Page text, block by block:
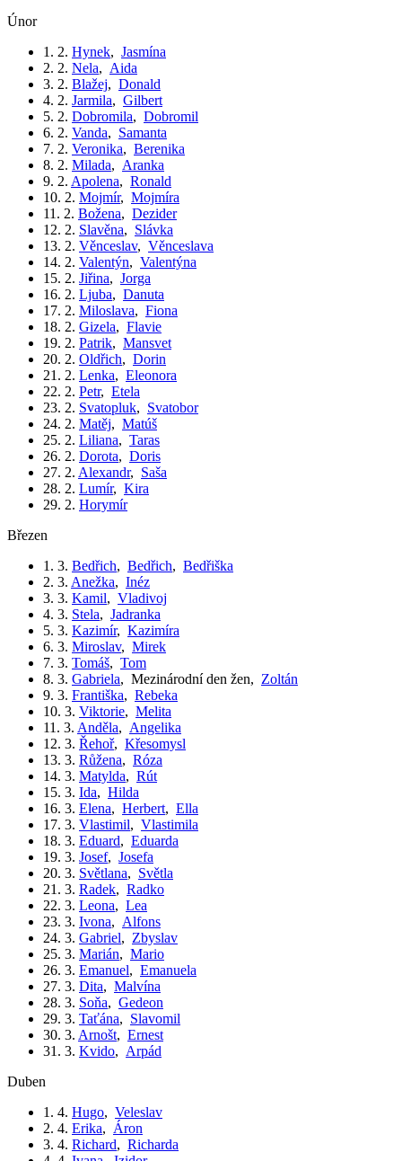
únor
1. 2. Hynek, Jasmína
2. 2. Nela, Aida
3. 2. Blažej, Donald
4. 2. Jarmila, Gilbert
5. 2. Dobromila, Dobromil
6. 2. Vanda, Samanta
7. 2. Veronika, Berenika
8. 2. Milada, Aranka
9. 2. Apolena, Ronald
10. 2. Mojmír, Mojmíra
11. 2. Božena, Dezider
12. 2. Slavěna, Slávka
13. 2. Věnceslav, Věnceslava
14. 2. Valentýn, Valentýna
15. 2. Jiřina, Jorga
16. 2. Ljuba, Danuta
17. 2. Miloslava, Fiona
18. 2. Gizela, Flavie
19. 2. Patrik, Mansvet
20. 2. Oldřich, Dorin
21. 2. Lenka, Eleonora
22. 2. Petr, Etela
23. 2. Svatopluk, Svatobor
24. 2. Matěj, Matúš
25. 2. Liliana, Taras
26. 2. Dorota, Doris
27. 2. Alexandr, Saša
28. 2. Lumír, Kira
29. 2. Horymír
březen
1. 3. Bedřich, Bedřich, Bedřiška
2. 3. Anežka, Inéz
3. 3. Kamil, Vladivoj
4. 3. Stela, Jadranka
5. 3. Kazimír, Kazimíra
6. 3. Miroslav, Mirek
7. 3. Tomáš, Tom
8. 3. Gabriela, Mezinárodní den žen, Zoltán
9. 3. Františka, Rebeka
10. 3. Viktorie, Melita
11. 3. Anděla, Angelika
12. 3. Řehoř, Křesomysl
13. 3. Růžena, Róza
14. 3. Matylda, Rút
15. 3. Ida, Hilda
16. 3. Elena, Herbert, Ella
17. 3. Vlastimil, Vlastimila
18. 3. Eduard, Eduarda
19. 3. Josef, Josefa
20. 3. Světlana, Světla
21. 3. Radek, Radko
22. 3. Leona, Lea
23. 3. Ivona, Alfons
24. 3. Gabriel, Zbyslav
25. 3. Marián, Mario
26. 3. Emanuel, Emanuela
27. 3. Dita, Malvína
28. 3. Soňa, Gedeon
29. 3. Taťána, Slavomil
30. 3. Arnošt, Ernest
31. 3. Kvido, Arpád
duben
1. 4. Hugo, Veleslav
2. 4. Erika, Áron
3. 4. Richard, Richarda